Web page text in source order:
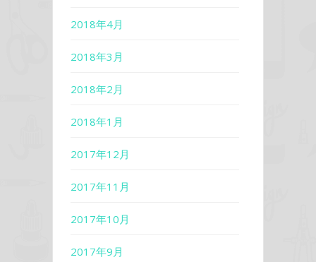
2018年4月
2018年3月
2018年2月
2018年1月
2017年12月
2017年11月
2017年10月
2017年9月